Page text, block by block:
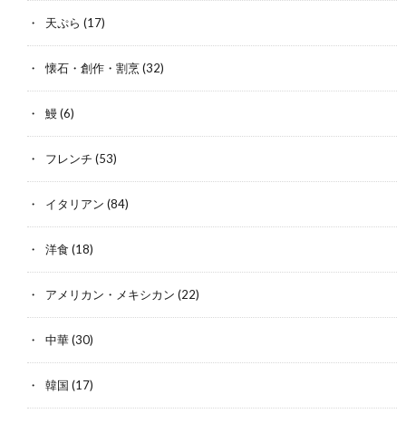
天ぷら (17)
懐石・創作・割烹(32)
鰻(6)
フレンチ (53)
イタリアン (84)
洋食 (18)
アメリカン・メキシカン (22)
中華(30)
韓国 (17)